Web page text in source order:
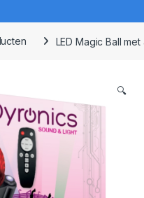
LED Magic Ball
🔍